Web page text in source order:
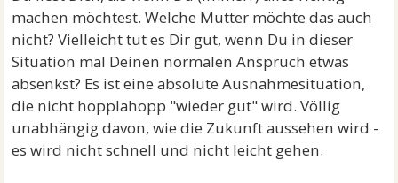
machen möchtest. Welche Mutter möchte das auch
nicht? Vielleicht tut es Dir gut, wenn Du in dieser
Situation mal Deinen normalen Anspruch etwas
absenkst? Es ist eine absolute Ausnahmesituation,
die nicht hopplahopp "wieder gut" wird. Völlig
unabhängig davon, wie die Zukunft aussehen wird -
es wird nicht schnell und nicht leicht gehen.